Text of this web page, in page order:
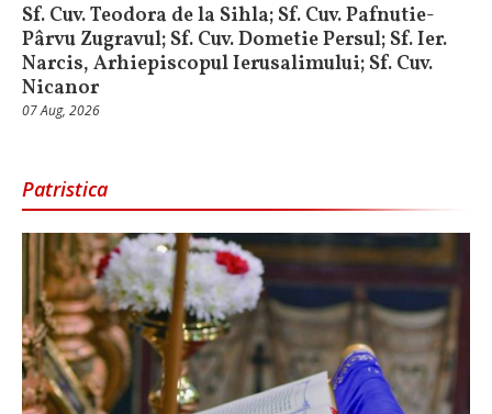
Sf. Cuv. Teodora de la Sihla; Sf. Cuv. Pafnutie-
Pârvu Zugravul; Sf. Cuv. Dometie Persul; Sf. Ier.
Narcis, Arhiepiscopul Ierusalimului; Sf. Cuv.
Nicanor
07 Aug, 2026
Patristica